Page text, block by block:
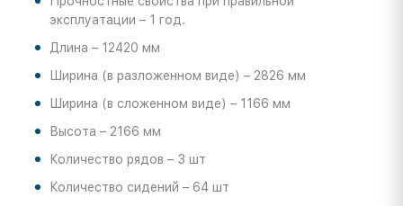
эксплуатации – 1 год.
Длина – 12420 мм
Ширина (в разложенном виде) – 2826 мм
Ширина (в сложенном виде) – 1166 мм
Высота – 2166 мм
Количество рядов – 3 шт
Количество сидений – 64 шт